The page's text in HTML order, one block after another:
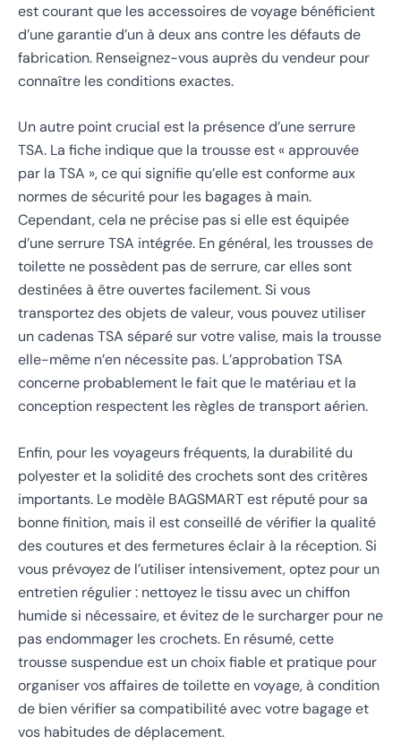
est courant que les accessoires de voyage bénéficient
d’une garantie d’un à deux ans contre les défauts de
fabrication. Renseignez-vous auprès du vendeur pour
connaître les conditions exactes.
Un autre point crucial est la présence d’une serrure
TSA. La fiche indique que la trousse est « approuvée
par la TSA », ce qui signifie qu’elle est conforme aux
normes de sécurité pour les bagages à main.
Cependant, cela ne précise pas si elle est équipée
d’une serrure TSA intégrée. En général, les trousses de
toilette ne possèdent pas de serrure, car elles sont
destinées à être ouvertes facilement. Si vous
transportez des objets de valeur, vous pouvez utiliser
un cadenas TSA séparé sur votre valise, mais la trousse
elle-même n’en nécessite pas. L’approbation TSA
concerne probablement le fait que le matériau et la
conception respectent les règles de transport aérien.
Enfin, pour les voyageurs fréquents, la durabilité du
polyester et la solidité des crochets sont des critères
importants. Le modèle BAGSMART est réputé pour sa
bonne finition, mais il est conseillé de vérifier la qualité
des coutures et des fermetures éclair à la réception. Si
vous prévoyez de l’utiliser intensivement, optez pour un
entretien régulier : nettoyez le tissu avec un chiffon
humide si nécessaire, et évitez de le surcharger pour ne
pas endommager les crochets. En résumé, cette
trousse suspendue est un choix fiable et pratique pour
organiser vos affaires de toilette en voyage, à condition
de bien vérifier sa compatibilité avec votre bagage et
vos habitudes de déplacement.